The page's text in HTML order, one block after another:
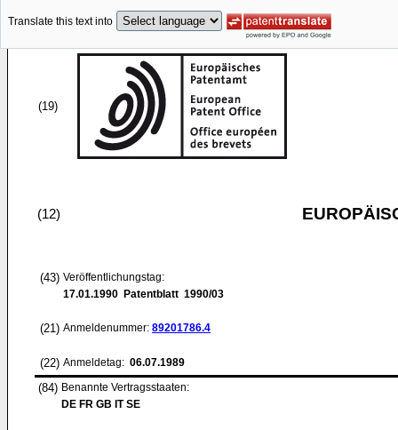
Translate this text into
(19)
(12)
(43) Veröffentlichungstag:
17.01.1990 Patentblatt 1990/03
(21) Anmeldenummer: 89201786.4
(22) Anmeldetag: 06.07.1989
(84) Benannte Vertragsstaaten:
DE FR GB IT SE